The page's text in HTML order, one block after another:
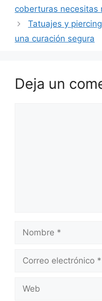
coberturas necesitas
Tatuajes y
una curación segura
Deja un
Nombre
Correo
Web